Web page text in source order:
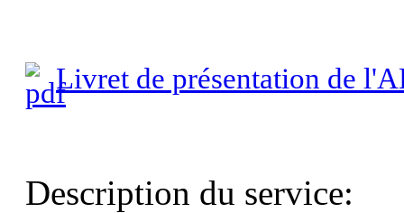
Livret de présentation de
Description du service: